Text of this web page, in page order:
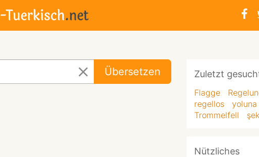
Übersetzen Zuletzt
Flagge
regellos
Trommelfell
Nützliches